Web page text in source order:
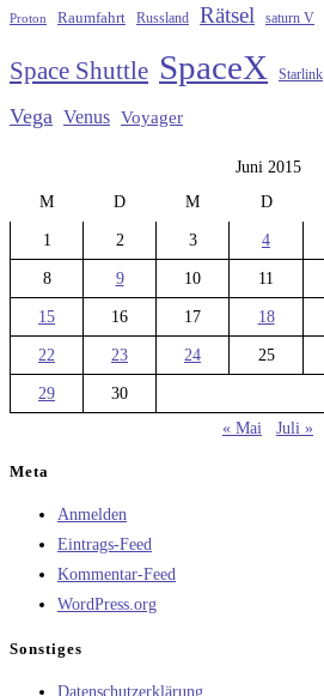
Proton Raumfahrt Russland Rätsel saturn V
Space Shuttle SpaceX Starlink
Vega Venus Voyager
Juni 2015
M
D M D
1 2 3 4
8 9 10 11
15 16 17 18
22 23 24 25
29
30
« Mai
Juli »
Meta
Anmelden
Eintrags-Feed
Kommentar-Feed
WordPress.org
Sonstiges
Datenschutzerklärung